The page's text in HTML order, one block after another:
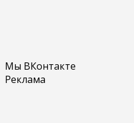
Мы ВКонтакте
Реклама